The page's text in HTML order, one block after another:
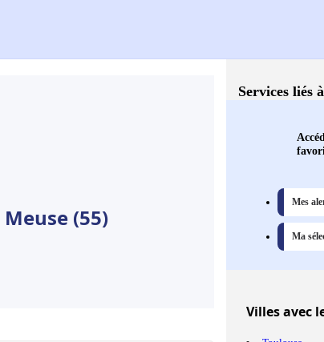
(55)
Services liés
Mes
Ma
Villesavec